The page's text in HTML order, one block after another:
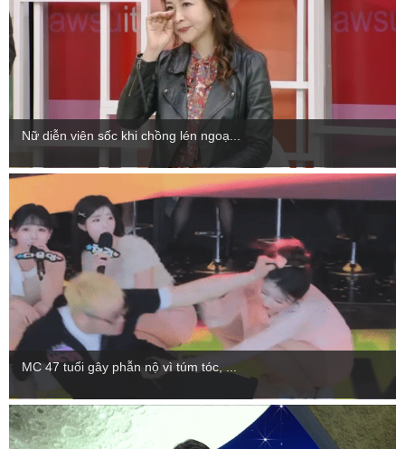
Nữ diễn viên sốc khi chồng lén ngoạ...
MC 47 tuổi gây phẫn nộ vì túm tóc, ...